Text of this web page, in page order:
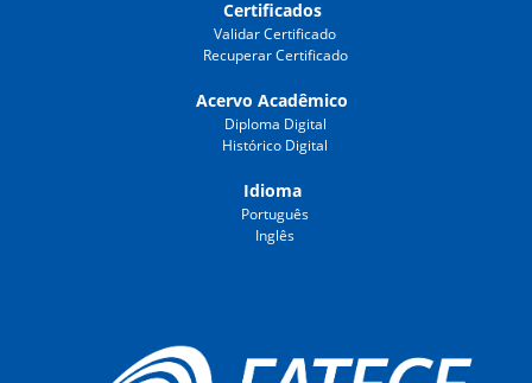
Certificados
Validar Certificado
Recuperar Certificado
Acervo Acadêmico
Diploma Digital
Histórico Digital
Idioma
Português
Inglês